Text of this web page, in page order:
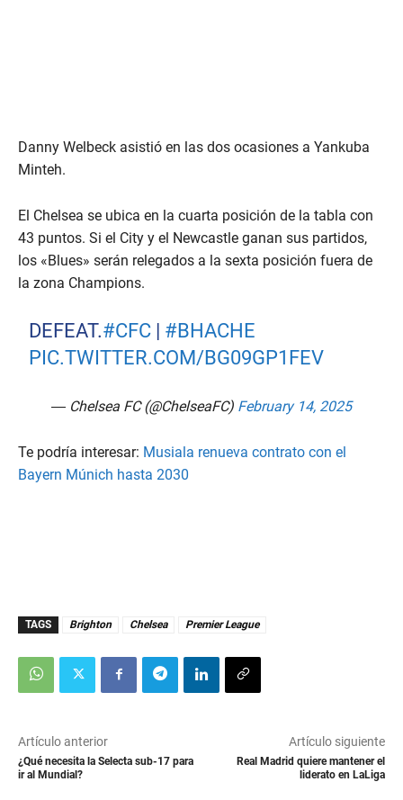
Danny Welbeck asistió en las dos ocasiones a Yankuba
Minteh.
El Chelsea se ubica en la cuarta posición de la tabla con
43 puntos. Si el City y el Newcastle ganan sus partidos,
los «Blues» serán relegados a la sexta posición fuera de
la zona Champions.
DEFEAT.#CFC | #BHACHE
PIC.TWITTER.COM/BG09GP1FEV
— Chelsea FC (@ChelseaFC) February 14, 2025
Te podría interesar: Musiala renueva contrato con el
Bayern Múnich hasta 2030
TAGS Brighton Chelsea Premier League
Artículo anterior
¿Qué necesita la Selecta sub-17 para
ir al Mundial?
Artículo siguiente
Real Madrid quiere mantener el
liderato en LaLiga